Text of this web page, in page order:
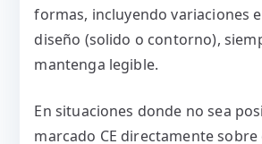
formas, incluyendo variaciones
diseño (solido o contorno),
mantenga legible.
En situaciones donde no sea
marcado CE directamente